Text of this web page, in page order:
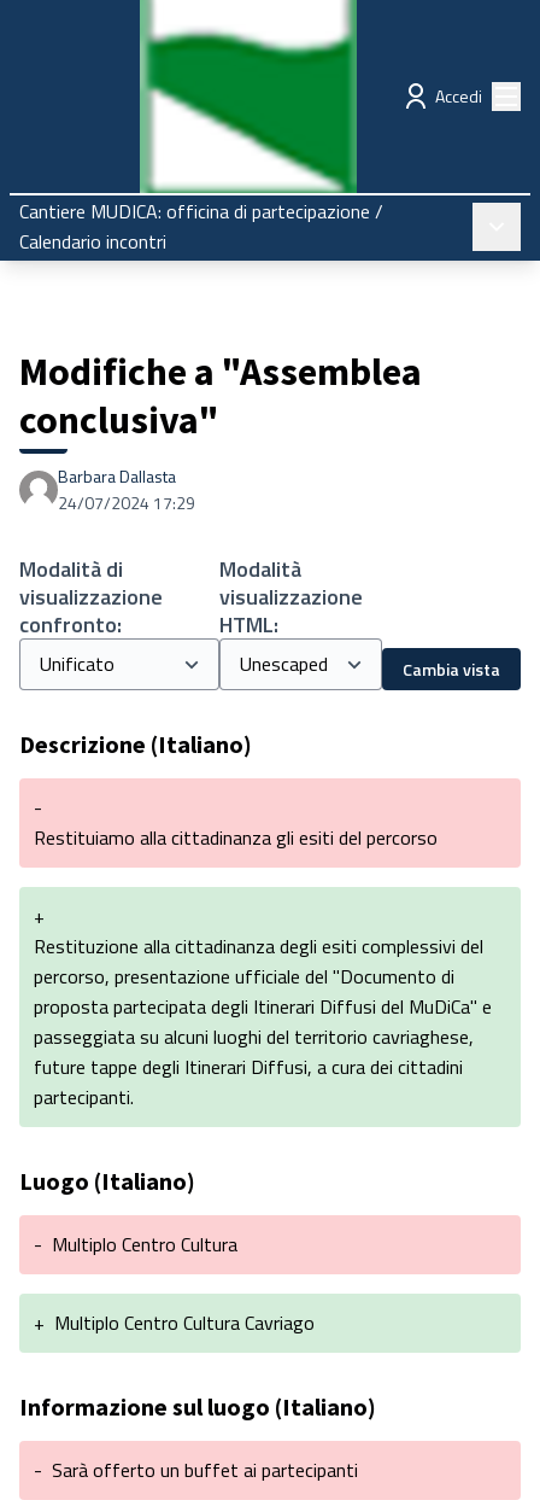
Regione Emilia-Romagna Partecipazione
Accedi
Cantiere MUDICA: officina di partecipazione /
Calendario incontri
Modifiche a "Assemblea
conclusiva"
Barbara Dallasta
24/07/2024 17:29
Modalità di
visualizzazione
confronto:
Modalità
visualizzazione
HTML:
Cambia vista
Descrizione (Italiano)
-
Restituiamo alla cittadinanza gli esiti del percorso
+
Restituzione alla cittadinanza degli esiti complessivi del
percorso, presentazione ufficiale del "Documento di
proposta partecipata degli Itinerari Diffusi del MuDiCa" e
passeggiata su alcuni luoghi del territorio cavriaghese,
future tappe degli Itinerari Diffusi, a cura dei cittadini
partecipanti.
Luogo (Italiano)
- Multiplo Centro Cultura
+ Multiplo Centro Cultura Cavriago
Informazione sul luogo (Italiano)
- Sarà offerto un buffet ai partecipanti